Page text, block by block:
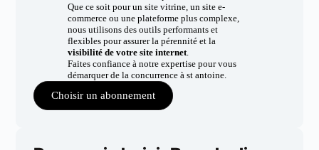
Que ce soit pour un site vitrine, un site e-
commerce ou une plateforme plus complexe,
nous utilisons des outils performants et
flexibles pour assurer la pérennité et la
visibilité de votre site internet.
Faites confiance à notre expertise pour vous
démarquer de la concurrence à st antoine.
Choisir un abonnement